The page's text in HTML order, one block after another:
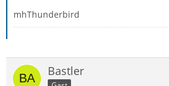
mhThunderbird
Bastler